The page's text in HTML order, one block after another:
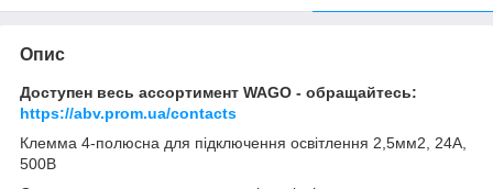
Опис
Доступен весь ассортимент WAGO - обращайтесь:
https://abv.prom.ua/contacts
Клемма 4-полюсна для підключення освітлення 2,5мм2, 24А,
500В